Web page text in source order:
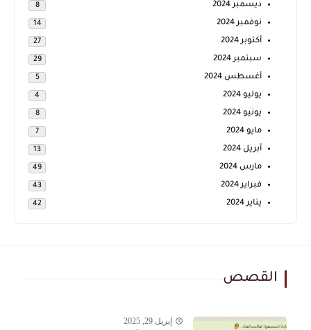
ديسمبر 2024 8
نوفمبر 2024 14
أكتوبر 2024 27
سبتمبر 2024 29
أغسطس 2024 5
يوليو 2024 4
يونيو 2024 8
مايو 2024 7
أبريل 2024 13
مارس 2024 49
فبراير 2024 43
يناير 2024 42
القصص
إبريل 29, 2025